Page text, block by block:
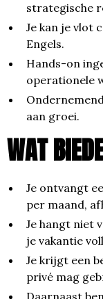
strategische
Je kan je vlot
Engels.
Hands-on
operationele
aan groei.
WAT
Je ontvangt
per maand,
​​​​​​​Je hangt niet
je vakantie
Je krijgt een
privé mag